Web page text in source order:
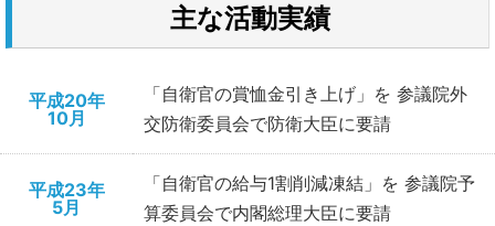
主な活動実績
平成20年
10月
「自衛官の賞恤金引き上げ」を 参議院外
交防衛委員会で防衛大臣に要請
平成23年
5月
「自衛官の給与1割削減凍結」を 参議院予
算委員会で内閣総理大臣に要請